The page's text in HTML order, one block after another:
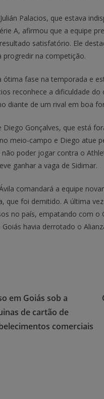
Palacios, que estava
A, afirmou que a equipe
satisfatório. Ele
progredir na competição.
ótima fase na temporada e
reconhece a dificuldade
diante de um rival em boa
Diego Gonçalves, que está
meio-campo e Diego atue
poder jogar contra o
ganhar a vaga de Sidimar.
comandará a equipe
que foi demitido. A última
no país, empatando com
havia derrotado o
em Goiás sob a
de cartão de
comerciais